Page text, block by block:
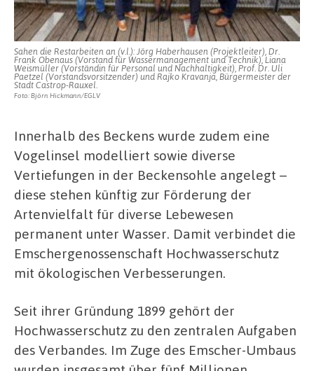
Sahen die Restarbeiten an (v.l.): Jörg Haberhausen (Projektleiter), Dr.
Frank Obenaus (Vorstand für Wassermanagement und Technik), Liana
Weismüller (Vorständin für Personal und Nachhaltigkeit), Prof. Dr. Uli
Paetzel (Vorstandsvorsitzender) und Rajko Kravanja, Bürgermeister der
Stadt Castrop-Rauxel.
Foto: Björn Hickmann/EGLV
Innerhalb des Beckens wurde zudem eine
Vogelinsel modelliert sowie diverse
Vertiefungen in der Beckensohle angelegt –
diese stehen künftig zur Förderung der
Artenvielfalt für diverse Lebewesen
permanent unter Wasser. Damit verbindet die
Emschergenossenschaft Hochwasserschutz
mit ökologischen Verbesserungen.
Seit ihrer Gründung 1899 gehört der
Hochwasserschutz zu den zentralen Aufgaben
des Verbandes. Im Zuge des Emscher-Umbaus